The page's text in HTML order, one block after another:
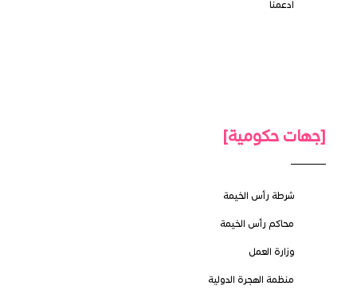
ادعمنا
[جهات حكومية]
شرطة رأس الخيمة
محاكم رأس الخيمة
وزارة العمل
منظمة الهجرة الدولية